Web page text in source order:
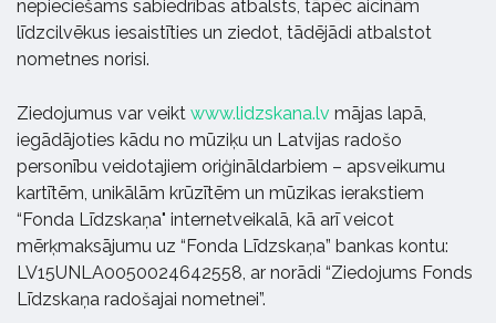
nepieciešams sabiedrības atbalsts, tāpēc aicinām
līdzcilvēkus iesaistīties un ziedot, tādējādi atbalstot
nometnes norisi.
Ziedojumus var veikt www.lidzskana.lv mājas lapā,
iegādājoties kādu no mūziķu un Latvijas radošo
personību veidotajiem oriģināldarbiem – apsveikumu
kartītēm, unikālām krūzītēm un mūzikas ierakstiem
“Fonda Līdzskaņa" internetveikalā, kā arī veicot
mērķmaksājumu uz “Fonda Līdzskaņa” bankas kontu:
LV15UNLA0050024642558, ar norādi “Ziedojums Fonds
Līdzskaņa radošajai nometnei”.